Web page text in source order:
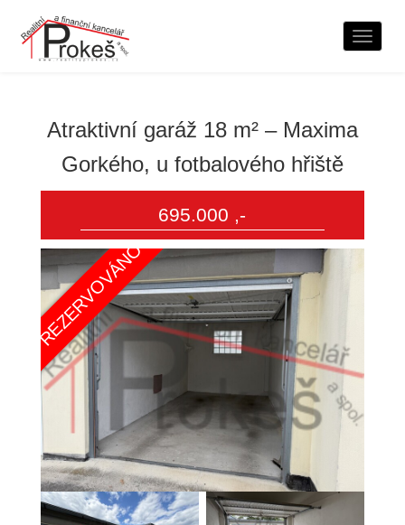
Atraktivní garáž 18 m² – Maxima
Gorkého, u fotbalového hřiš­tě
695.000 ,-